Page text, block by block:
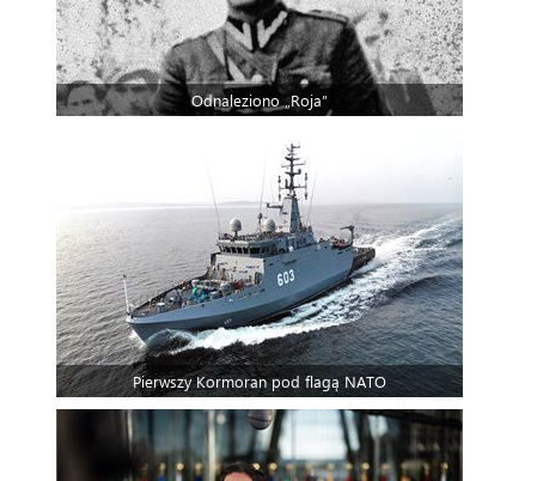
Odnaleziono „Roja”
Pierwszy Kormoran pod flagą NATO